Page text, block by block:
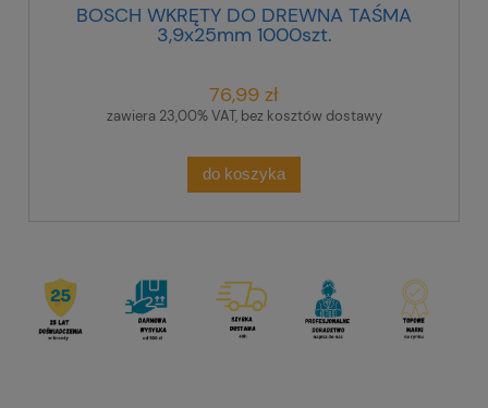
BOSCH WKRĘTY DO DREWNA TAŚMA
3,9x25mm 1000szt.
76,99 zł
zawiera 23,00% VAT, bez kosztów dostawy
do koszyka